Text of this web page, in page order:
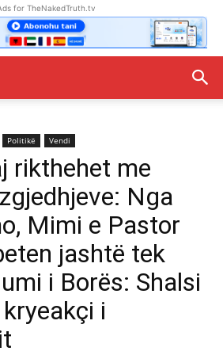
for TheNakedTruth.tv
Politikë Vendi
rikthehet me
Nga
Mimi e Pastor
jashtë tek
i Borës: Shalsi
i